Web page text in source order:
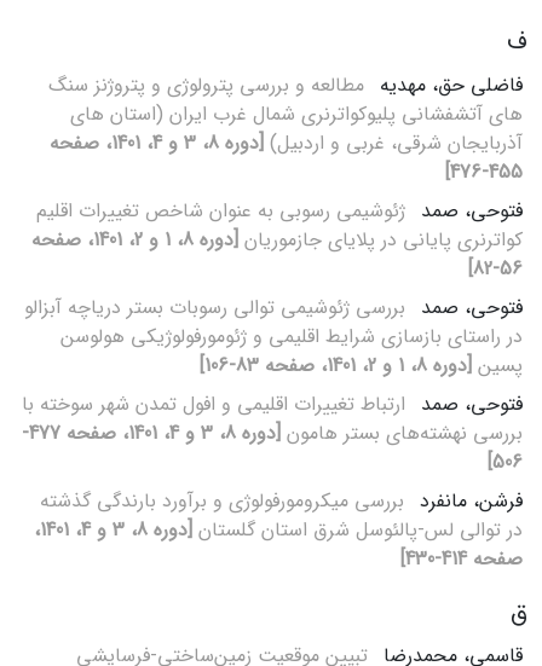
ف
فاضلی حق، مهدیه مطالعه و بررسی پترولوژی و پتروژنز سنگ
های آتشفشانی پلیوکواترنری شمال غرب ایران (استان های
آذربایجان شرقی، غربی و اردبیل)
[دوره 8، 3 و 4، 1401، صفحه
455-476]
فتوحی، صمد ژئوشیمی رسوبی به عنوان شاخص تغییرات اقلیم
کواترنری پایانی در پلایای جازموریان
[دوره 8، 1 و 2، 1401، صفحه
56-82]
فتوحی، صمد بررسی ژئوشیمی توالی رسوبات بستر دریاچه آبزالو
در راستای بازسازی شرایط اقلیمی و ژئومورفولوژیکی هولوسن
پسین [دوره 8، 1 و 2، 1401، صفحه 83-106]
فتوحی، صمد ارتباط تغییرات اقلیمی و افول تمدن شهر سوخته با
بررسی نهشته‌های بستر هامون
[دوره 8، 3 و 4، 1401، صفحه 477-
506]
فرشن، مانفرد بررسی میکرومورفولوژی و برآورد بارندگی گذشته
در توالی لس-پالئوسل شرق استان گلستان
[دوره 8، 3 و 4، 1401،
صفحه 414-430]
ق
قاسمی، محمدرضا تبیین موقعیت زمین‌ساختی-فرسایشی